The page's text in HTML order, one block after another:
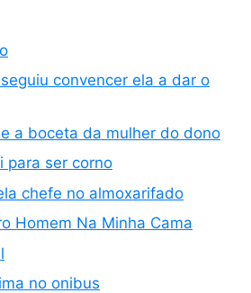
convencer ela a dar o
a boceta da mulher do dono
para ser corno
chefe no almoxarifado
Homem Na Minha Cama
no onibus